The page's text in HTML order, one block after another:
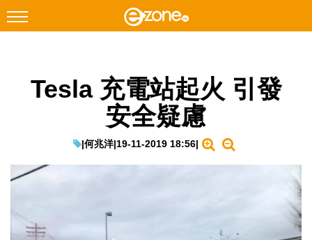
Facebook Instagram
遊戲動漫
EduTech
Tesla 充電站起火 引發
安全疑慮
|何兆洋|19-11-2019 18:56|